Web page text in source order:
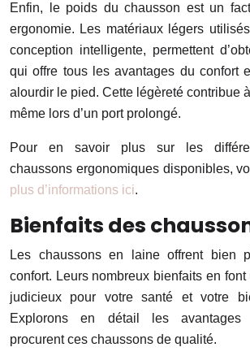
Enfin, le poids du chausson est un
ergonomie. Les matériaux légers
conception intelligente, permettent
qui offre tous les avantages du confort
alourdir le pied. Cette légèreté contribue
même lors d’un port prolongé.
Pour en savoir plus sur les
chaussons ergonomiques disponibles,
plus d’informations ici.
Bienfaits des
Les chaussons en laine offrent bien
confort. Leurs nombreux bienfaits en
judicieux pour votre santé et votre
Explorons en détail les avantages
procurent ces chaussons de qualité.